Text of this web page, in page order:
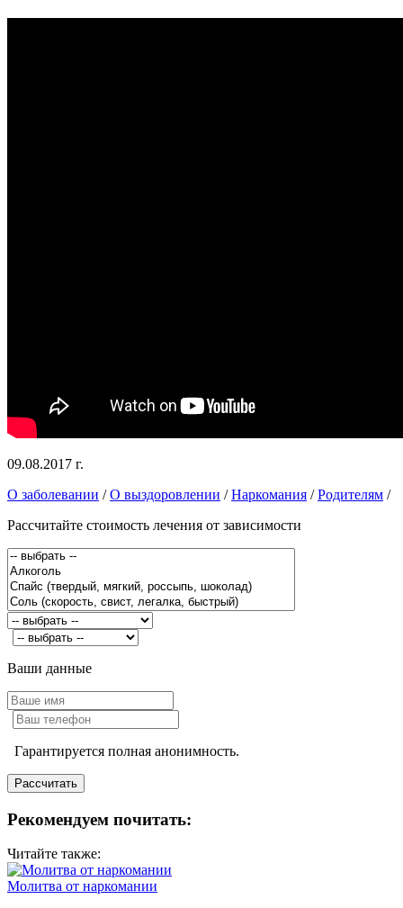
09.08.2017 г.
О заболевании /О выздоровлении /Наркомания /Родителям /
Рассчитайте стоимость лечения от зависимости
Ваши данные
Гарантируется полная анонимность.
Рекомендуем почитать:
Читайте также:
Молитва от наркомании